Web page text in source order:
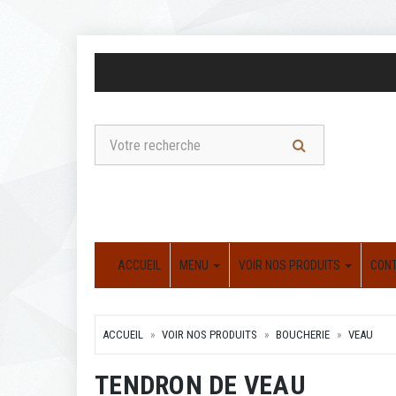
ACCUEIL MENU VOIR NOS PRODUITS
ACCUEIL VOIR NOS PRODUITS BOUCHERIE VEAU
TENDRON DE VEAU